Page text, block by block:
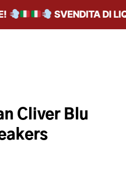
SVENDITA DI
Cliver Blu